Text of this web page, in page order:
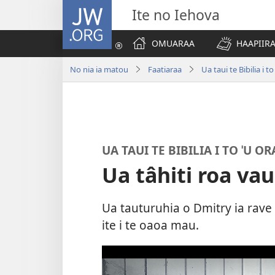
JW.ORG Ite no Iehova
OMUARAA
No nia ia matou Faatiaraa Ua taui te Bibilia i to
UA TAUI TE BIBILIA I TO ˈU
Ua tâhiti roa
Ua tauturuhia o Dmitry ia
ite i te oaoa mau.